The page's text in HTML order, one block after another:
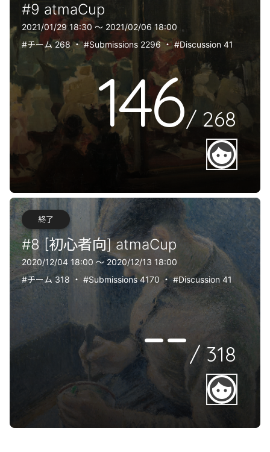
#9 atmaCup
2021/01/29 18:30 〜 2021/02/06 18:00
#チーム 268・#Submissions 2296・#Discussion 41
146/ 268
face
終了
#8 [初心者向] atmaCup
2020/12/04 18:00 〜 2020/12/13 18:00
#チーム 318 ・ #Submissions 4170 ・#Discussion 41
--/318
face